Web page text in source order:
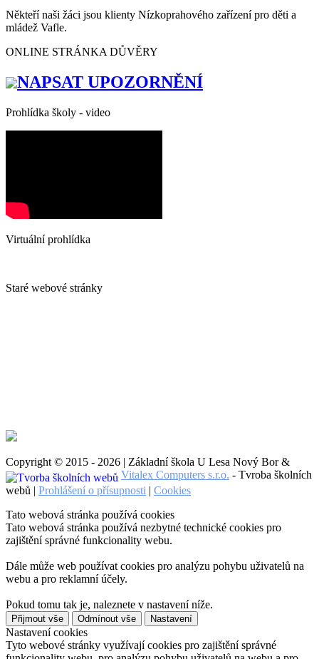
Někteří naši žáci jsou klienty Nízkoprahového zařízení pro děti a
mládež Vafle.
ONLINE STRÁNKA DŮVĚRY
NAPSAT UPOZORNĚNÍ
Prohlídka školy - video
Virtuální prohlídka
Staré webové stránky
Copyright © 2015 - 2026 | Základní škola U Lesa Nový Bor &
Vitalex Computers s.r.o. - Tvroba školních
webů | Prohlášení o přísupnosti | Cookies
Tato webová stránka používá cookies
Tato webová stránka používá nezbytné technické cookies pro
zajištění správné funkcionality webu.
Dále může web používat cookies pro analýzu pohybu uživatelů na
webu a pro reklamní účely.
Pokud tomu tak je, naleznete v nastavení níže.
Přijmout vše Odmínout vše Nastavení
Nastavení cookies
Tyto webové stránky využívají cookies pro zajištění správné